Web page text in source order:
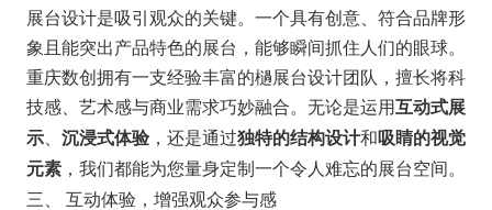
展台设计是吸引观众的关键。一个具有创意、符合品牌形
象且能突出产品特色的展台，能够瞬间抓住人们的眼球。
重庆数创拥有一支经验丰富的檛展台设计团队，擅长将科
技感、艺术感与商业需求巧妙融合。无论是运用互动式展
示、 沉浸式体验，还是通过独特的结构设计和吸睛的视觉
元素，我们都能为您量身定制一个令人难忘的展台空间。
三、 互动体验，增强观众参与感